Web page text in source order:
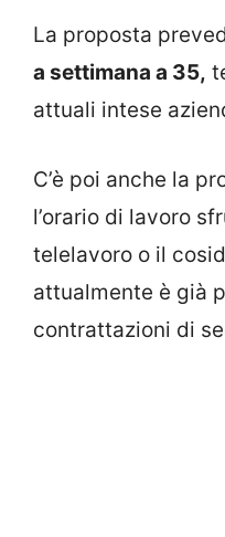
La proposta
a settimana a 35,
attuali intese
C’è poi anche la
l’orario di lavoro
telelavoro o il
attualmente è già
contrattazioni di